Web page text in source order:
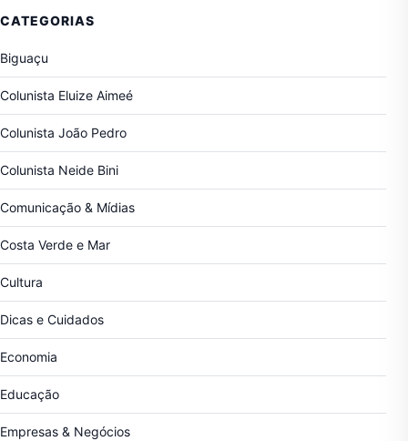
CATEGORIAS
Biguaçu
Colunista Eluize Aimeé
Colunista João Pedro
Colunista Neide Bini
Comunicação & Mídias
Costa Verde e Mar
Cultura
Dicas e Cuidados
Economia
Educação
Empresas & Negócios